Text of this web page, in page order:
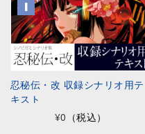
忍秘伝・改 収録シナリオ用テ
キスト
¥0 （税込）